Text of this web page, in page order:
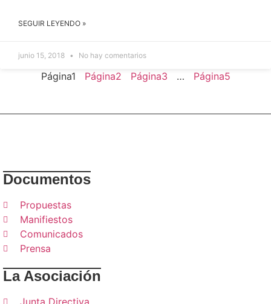
SEGUIR LEYENDO »
junio 15, 2018 No hay comentarios
Página1 Página2 Página3 … Página5
Documentos
Propuestas
Manifiestos
Comunicados
Prensa
La Asociación